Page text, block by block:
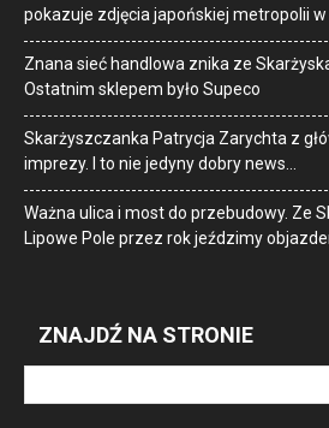
pokazuje zdjęcia japońskiej metropolii
Znana sieć handlowa znika ze
Ostatnim sklepem było Supeco
Skarżyszczanka Patrycja Zarychta z
imprezy. I to nie jedyny dobry news…
Ważna ulica i most do przebudowy. Ze
Lipowe Pole przez rok jeździmy
ZNAJDŹ NA STRONIE